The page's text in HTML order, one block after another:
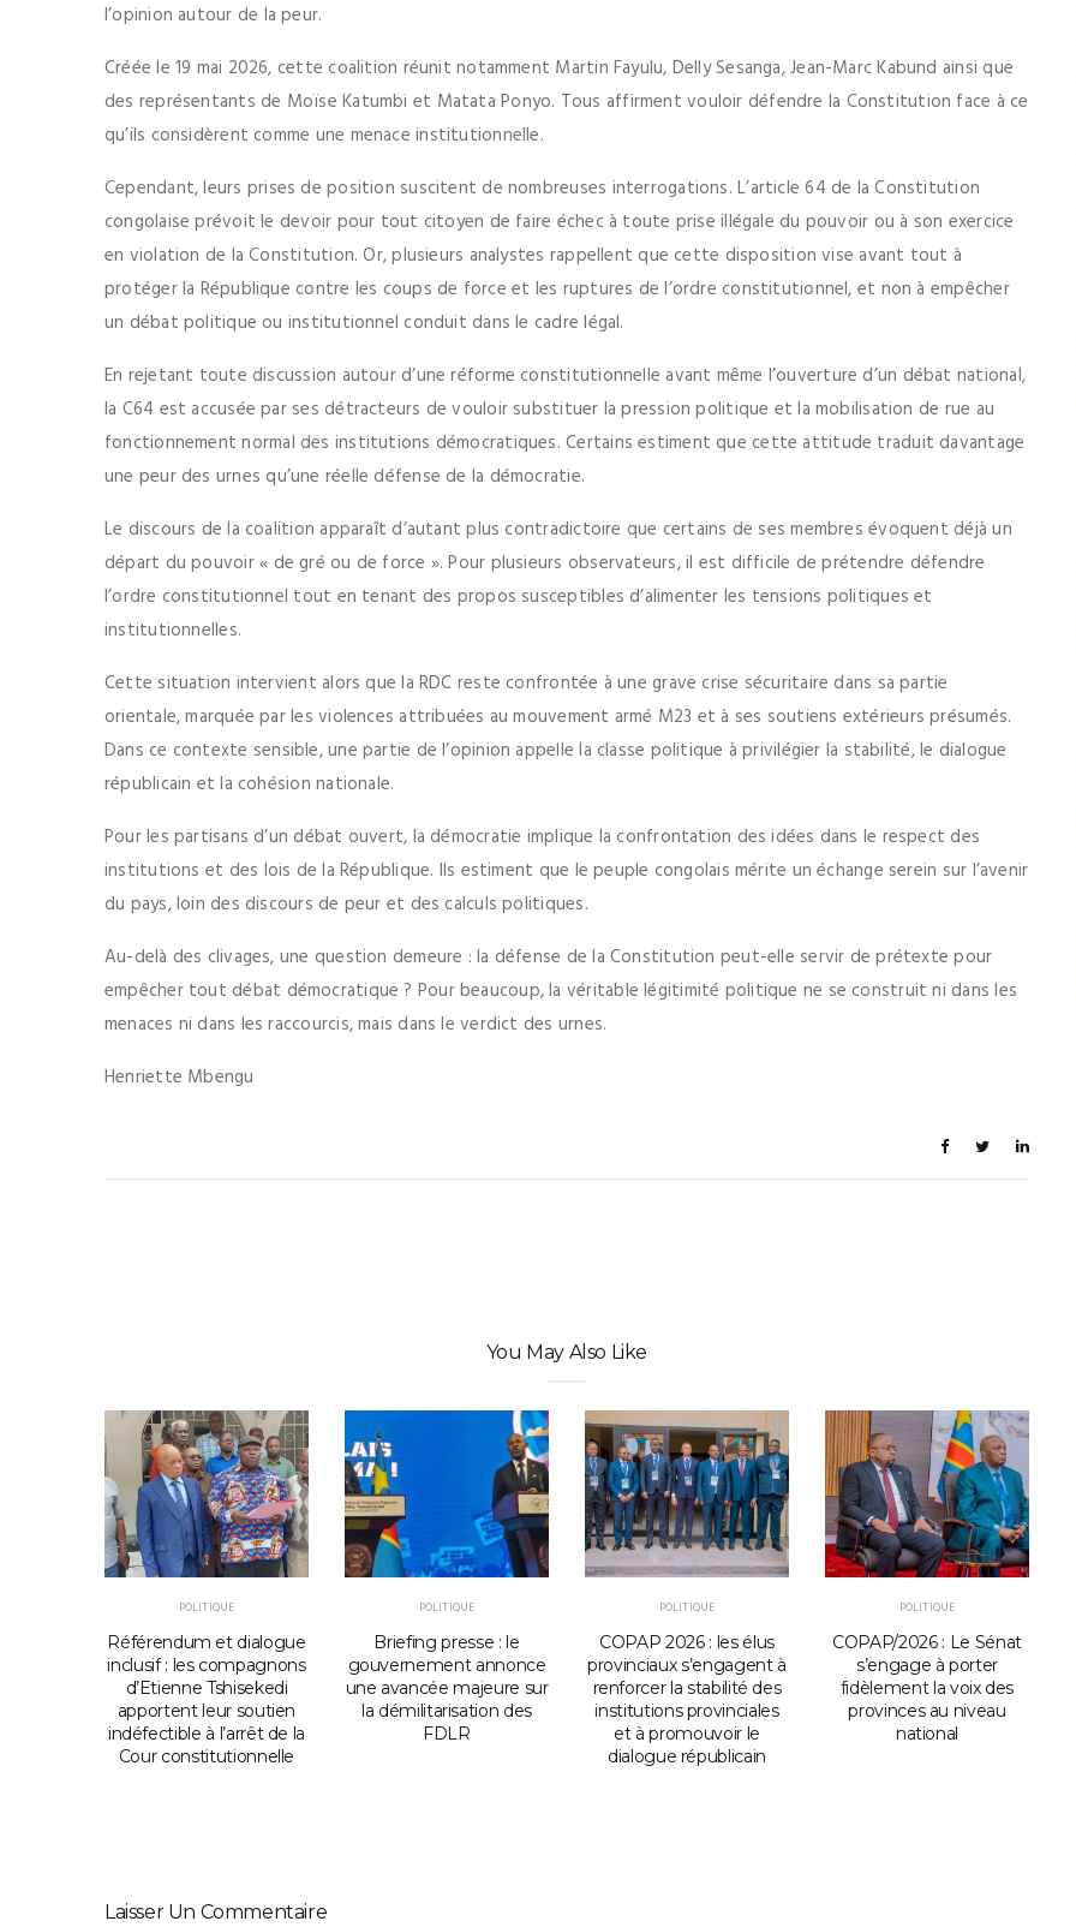
l’opinion autour de la peur.
Créée le 19 mai 2026, cette coalition réunit notamment Martin Fayulu, Delly Sesanga, Jean-Marc Kabund ainsi que
des représentants de Moïse Katumbi et Matata Ponyo. Tous affirment vouloir défendre la Constitution face à ce
qu’ils considèrent comme une menace institutionnelle.
Cependant, leurs prises de position suscitent de nombreuses interrogations. L’article 64 de la Constitution
congolaise prévoit le devoir pour tout citoyen de faire échec à toute prise illégale du pouvoir ou à son exercice
en violation de la Constitution. Or, plusieurs analystes rappellent que cette disposition vise avant tout à
protéger la République contre les coups de force et les ruptures de l’ordre constitutionnel, et non à empêcher
un débat politique ou institutionnel conduit dans le cadre légal.
En rejetant toute discussion autour d’une réforme constitutionnelle avant même l’ouverture d’un débat national,
la C64 est accusée par ses détracteurs de vouloir substituer la pression politique et la mobilisation de rue au
fonctionnement normal des institutions démocratiques. Certains estiment que cette attitude traduit davantage
une peur des urnes qu’une réelle défense de la démocratie.
Le discours de la coalition apparaît d’autant plus contradictoire que certains de ses membres évoquent déjà un
départ du pouvoir « de gré ou de force ». Pour plusieurs observateurs, il est difficile de prétendre défendre
l’ordre constitutionnel tout en tenant des propos susceptibles d’alimenter les tensions politiques et
institutionnelles.
Cette situation intervient alors que la RDC reste confrontée à une grave crise sécuritaire dans sa partie
orientale, marquée par les violences attribuées au mouvement armé M23 et à ses soutiens extérieurs présumés.
Dans ce contexte sensible, une partie de l’opinion appelle la classe politique à privilégier la stabilité, le dialogue
républicain et la cohésion nationale.
Pour les partisans d’un débat ouvert, la démocratie implique la confrontation des idées dans le respect des
institutions et des lois de la République. Ils estiment que le peuple congolais mérite un échange serein sur l’avenir
du pays, loin des discours de peur et des calculs politiques.
Au-delà des clivages, une question demeure : la défense de la Constitution peut-elle servir de prétexte pour
empêcher tout débat démocratique ? Pour beaucoup, la véritable légitimité politique ne se construit ni dans les
menaces ni dans les raccourcis, mais dans le verdict des urnes.
Henriette Mbengu
You May Also Like
POLITIQUE
Référendum et dialogue
inclusif : les compagnons
d’Etienne Tshisekedi
apportent leur soutien
indéfectible à l’arrêt de la
Cour constitutionnelle
POLITIQUE
Briefing presse : le
gouvernement annonce
une avancée majeure sur
la démilitarisation des
FDLR
POLITIQUE
COPAP 2026 : les élus
provinciaux s’engagent à
renforcer la stabilité des
institutions provinciales
et à promouvoir le
dialogue républicain
POLITIQUE
COPAP/2026 : Le Sénat
s’engage à porter
fidèlement la voix des
provinces au niveau
national
Laisser Un Commentaire